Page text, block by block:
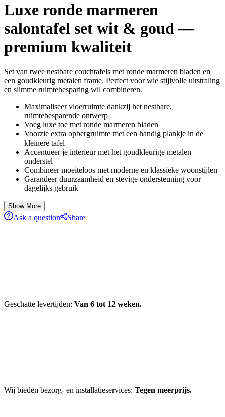
Luxe ronde marmeren
salontafel set wit & goud —
premium kwaliteit
Set van twee nestbare couchtafels met ronde marmeren bladen en
een goudkleurig metalen frame. Perfect voor wie stijlvolle uitstraling
en slimme ruimtebesparing wil combineren.
Maximaliseer vloerruimte dankzij het nestbare,
ruimtebesparende ontwerp
Voeg luxe toe met ronde marmeren bladen
Voorzie extra opbergruimte met een handig plankje in de
kleinere tafel
Accentueer je interieur met het goudkleurige metalen
onderstel
Combineer moeiteloos met moderne en klassieke woonstijlen
Garandeer duurzaamheid en stevige ondersteuning voor
dagelijks gebruik
Show More
Ask a question Share
Geschatte levertijden: Van 6 tot 12 weken.
Wij bieden bezorg- en installatieservices: Tegen meerprijs.